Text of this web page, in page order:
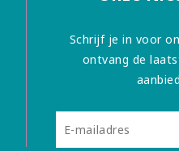
Schrijf je in voor
ontvang de